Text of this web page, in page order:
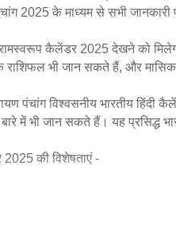
2025 के माध्यम से सभी जानकारी
कैलेंडर 2025 देखने को
राशिफल भी जान सकते हैं, और
पंचांग विश्वसनीय भारतीय
में भी जान सकते हैं। यह प्रसिद्ध
की विशेषताएं -